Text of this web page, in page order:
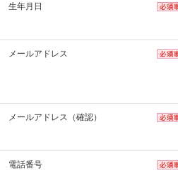
生年月日
メールアドレス
メールアドレス（確認）
電話番号